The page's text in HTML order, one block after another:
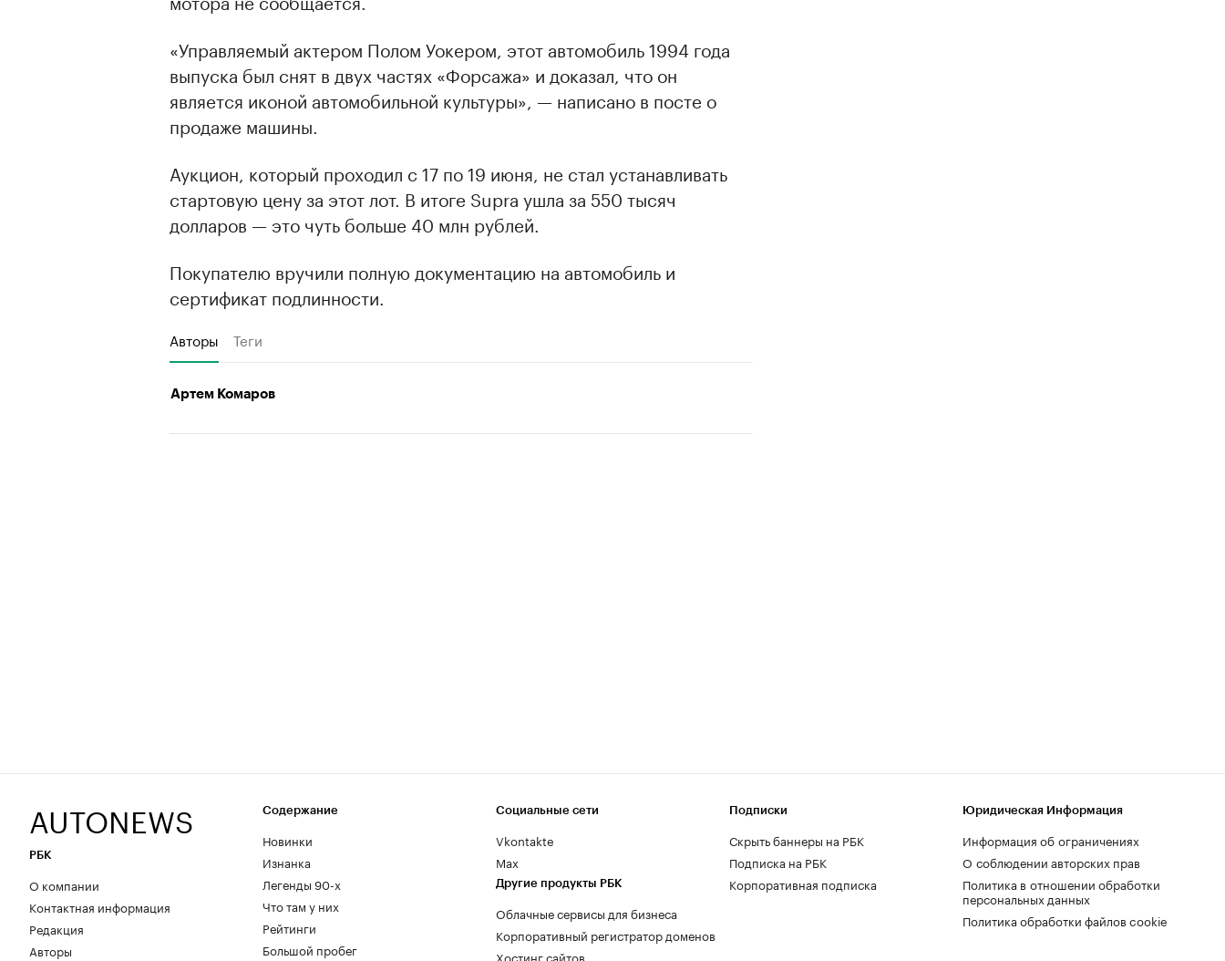
«Управляемый актером Полом Уокером, этот автомобиль 1994 года
выпуска был снят в двух частях «Форсажа» и доказал, что он
является иконой автомобильной культуры», — написано в посте о
продаже машины.
Аукцион, который проходил с 17 по 19 июня, не стал устанавливать
стартовую цену за этот лот. В итоге Supra ушла за 550 тысяч
долларов — это чуть больше 40 млн рублей.
Покупателю вручили полную документацию на автомобиль и
сертификат подлинности.
Авторы Теги
Артем Комаров
AUTONEWS
РБК
О компании
Контактная информация
Редакция
Авторы
Содержание
Новинки
Изнанка
Легенды 90-х
Что там у них
Рейтинги
Большой пробег
Социальные сети
Vkontakte
Max
Другие продукты РБК
Облачные сервисы для бизнеса
Корпоративный регистратор доменов
Хостинг сайтов
Подписки
Скрыть баннеры на РБК
Подписка на РБК
Корпоративная подписка
Юридическая Информация
Информация об ограничениях
О соблюдении авторских прав
Политика в отношении обработки
персональных данных
Политика обработки файлов cookie